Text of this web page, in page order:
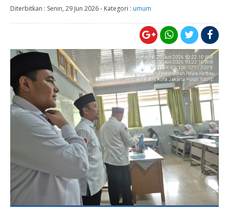
Diterbitkan : Senin, 29 Jun 2026- Kategori : umum